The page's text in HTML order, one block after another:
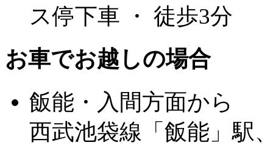
ス停下車 ・ 徒歩3分
お車でお越しの場合
飯能・入間方面から
西武池袋線「飯能」駅